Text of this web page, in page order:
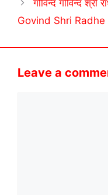
गोविन्द गोविन्द श्री
Govind Shri
Leave a